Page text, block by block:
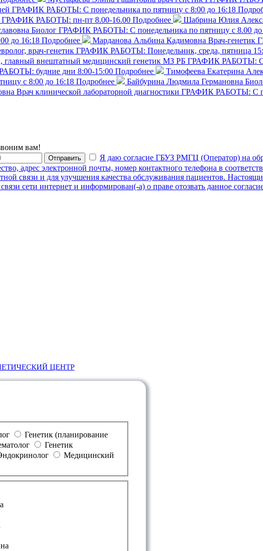
ГРАФИК РАБОТЫ: С понедельника по пятницу с 8:00 до 16:18
ГРАФИК РАБОТЫ: пн-пт 8.00-16.00 Подробнее Шабрина Юлия
Биолог ГРАФИК РАБОТЫ: С понедельника по пятницу с 8.00 до
до 16:18 Подробнее Марданова Альбина Кадимовна Врач-генетик
врач-генетик ГРАФИК РАБОТЫ: Понедельник, среда, пятница
главный внештатный медицинский генетик МЗ РБ ГРАФИК РАБОТЫ: С
будние дни 8:00-15:00 Подробнее Тимофеева Екатерина
с 8:00 до 16:18 Подробнее Байбурина Людмила Германовна
Врач клинической лабораторной диагностики ГРАФИК РАБОТЫ: С
вам!
Отправить
Я даю согласие ГБУЗ РМГЦ (Оператор) на
адрес электронной почты, номер контактного телефона в
связи и для улучшения качества обслуживания пациентов.
сети интернет и информирован(-а) о праве отозвать данное
ЦЕНТР